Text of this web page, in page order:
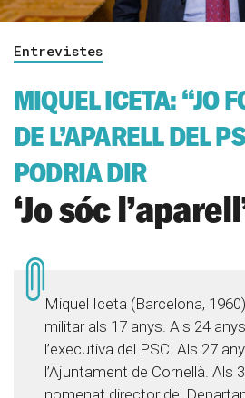
Entrevistes
MIQUEL ICETA: “JO
DE L’APARELL DEL
PODRIA DIR
‘Jo sóc
Miquel Iceta (Barcelona,
militar als 17 anys. Als 24
l’executiva del PSC. Als 27
l’Ajuntament de Cornellà. Als
nomenat director del